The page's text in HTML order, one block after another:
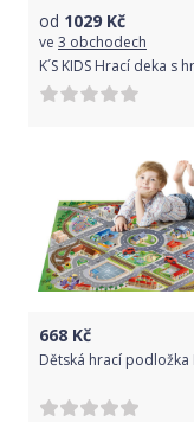
od 1029 Kč
ve 3 obchodech
668 Kč